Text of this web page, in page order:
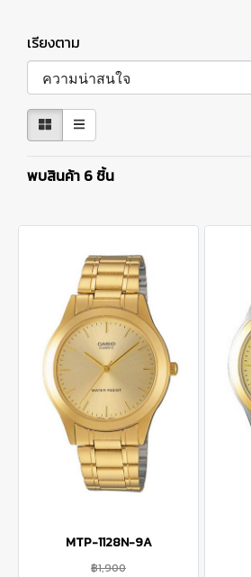
เรียงตาม
พบสินค้า 6 ชิ้น
MTP-1128N-9A
฿1,900